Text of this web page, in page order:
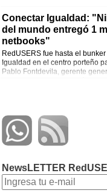
Conectar Igualdad:
del mundo entregó 1
netbooks"
RedUSERS fue hasta el
Igualdad en el centro porteño
Pablo Fontdevila, gerente
netbooks a los alumnos de
como la de Argentina no
NewsLETTER